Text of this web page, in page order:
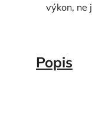
výkon, ne
Popis